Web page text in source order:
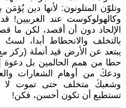
وتلوّن المتلونون: لأنها دين يُؤمَن
وكالهولوكوست عند الغربيين!
الإلحاد دون أن أقصد، لكن ما
بالتخلف والانحطاط أبدا، لستُ
يبتعد عن الأرض قيد أنملة (ركز
حطا من همم الحالمين بل دعوة
ودعكَ من أوهام الشعارات
وشعبكَ متخلف حتى تموت
تستطيع أن تكون أحسن، فكن!